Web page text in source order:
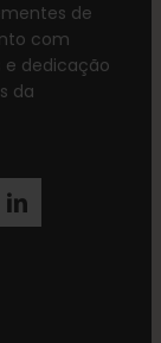
de
com
e dedicação
da